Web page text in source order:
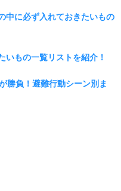
中に必ず入れておきたいもの
いもの一覧リストを紹介！
勝負！避難行動シーン別ま